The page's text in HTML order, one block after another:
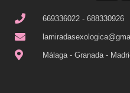
669336022 - 688330926
Málaga - Granada -